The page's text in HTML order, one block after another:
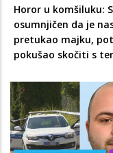
Horor u komšiluku:
osumnjičen da je
pretukao majku,
pokušao skočiti s